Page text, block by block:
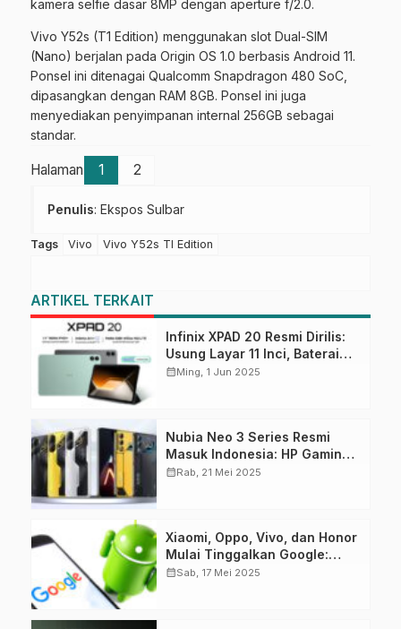
kamera selfie dasar 8MP dengan aperture f/2.0.
Vivo Y52s (T1 Edition) menggunakan slot Dual-SIM
(Nano) berjalan pada Origin OS 1.0 berbasis Android 11.
Ponsel ini ditenagai Qualcomm Snapdragon 480 SoC,
dipasangkan dengan RAM 8GB. Ponsel ini juga
menyediakan penyimpanan internal 256GB sebagai
standar.
Halaman 1 2
Penulis: Ekspos Sulbar
Tags Vivo Vivo Y52s TI Edition
ARTIKEL TERKAIT
Infinix XPAD 20 Resmi Dirilis:
Usung Layar 11 Inci, Baterai
7000mAh, dan Memori Hingga
calendar_monthMing, 1 Jun 2025
Nubia Neo 3 Series Resmi
Masuk Indonesia: HP Gaming
2 Jutaan dengan Fitur
calendar_monthRab, 21 Mei 2025
Xiaomi, Oppo, Vivo, dan Honor
Mulai Tinggalkan Google:
Industri Smartphone China
calendar_monthSab, 17 Mei 2025